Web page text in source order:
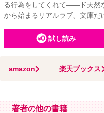
る行為をしてくれて――ド天然
から始まるリアルラブ、文庫だ
試し読み
amazon 楽天ブックス
著者の他の書籍